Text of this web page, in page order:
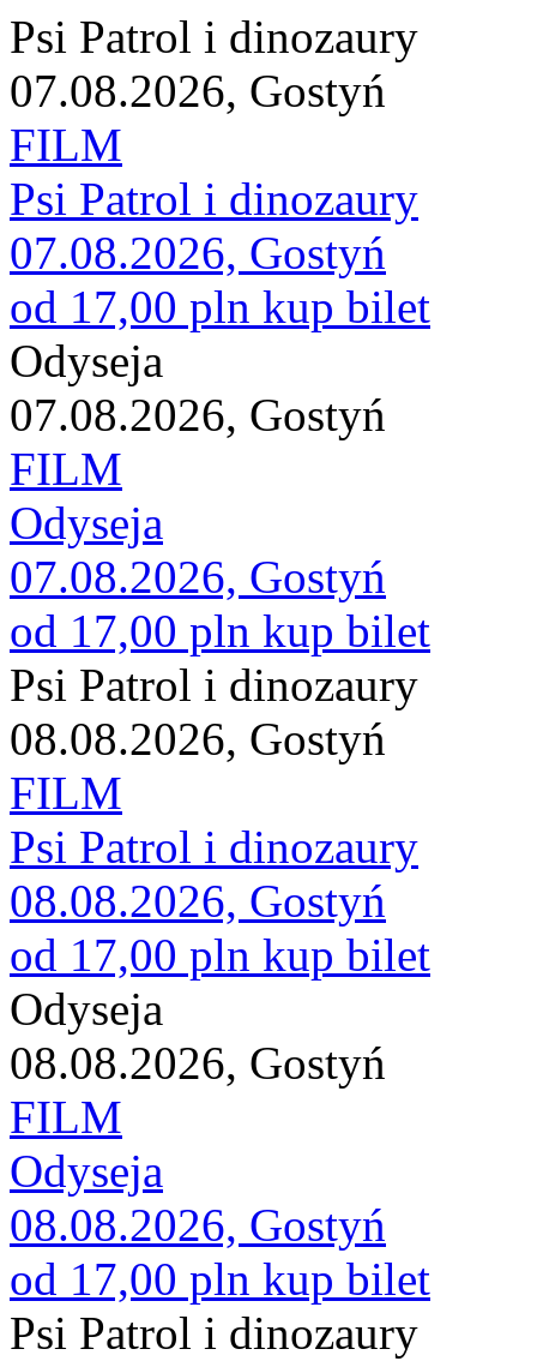
Psi Patrol i dinozaury
07.08.2026, Gostyń
FILM
Psi Patrol i dinozaury
07.08.2026, Gostyń
od 17,00 pln kup bilet
Odyseja
07.08.2026, Gostyń
FILM
Odyseja
07.08.2026, Gostyń
od 17,00 pln kup bilet
Psi Patrol i dinozaury
08.08.2026, Gostyń
FILM
Psi Patrol i dinozaury
08.08.2026, Gostyń
od 17,00 pln kup bilet
Odyseja
08.08.2026, Gostyń
FILM
Odyseja
08.08.2026, Gostyń
od 17,00 pln kup bilet
Psi Patrol i dinozaury